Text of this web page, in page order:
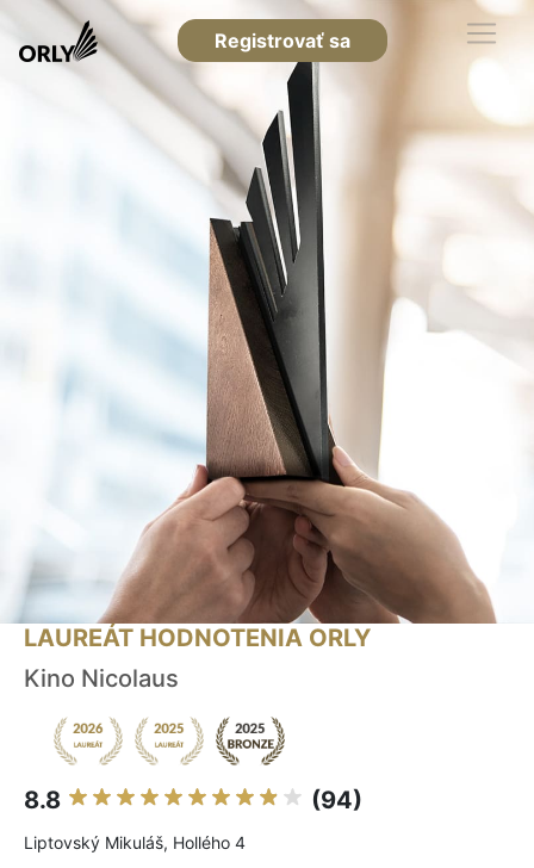
Registrovať sa
LAUREÁT HODNOTENIA ORLY
Kino Nicolaus
8.8 (94)
Liptovský Mikuláš, Hollého 4